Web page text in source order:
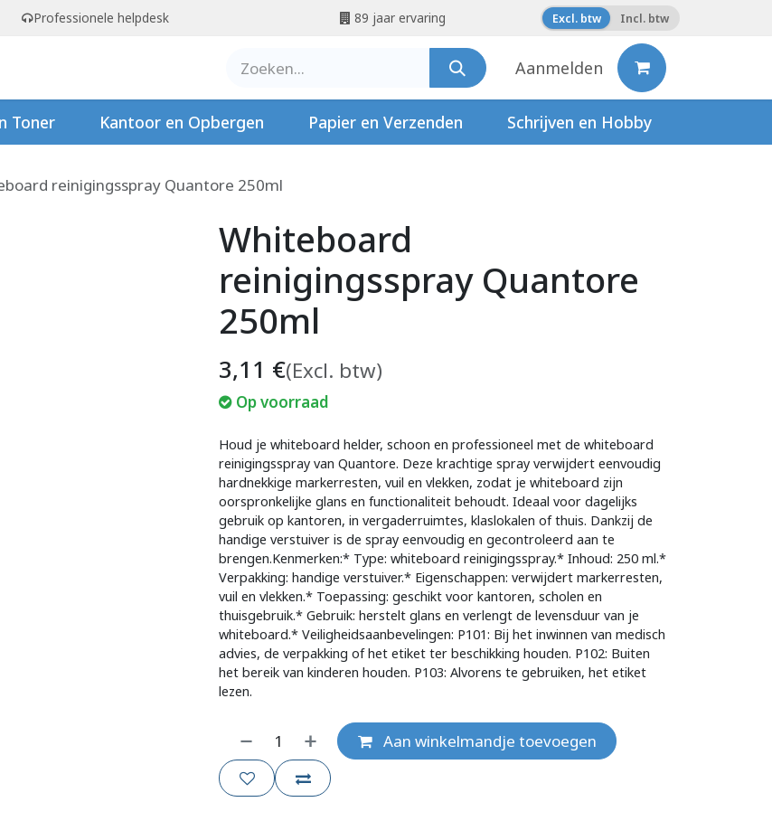
Professionele helpdesk 89 jaar ervaring Excl. btw Incl. btw
Aanmelden
Toner Kantoor en Opbergen Papier en Verzenden Schrijven en Hobby
reinigingsspray Quantore 250ml
Whiteboard
reinigingsspray Quantore
250ml
3,11 €(Excl. btw)
Op voorraad
Houd je whiteboard helder, schoon en professioneel met de whiteboard
reinigingsspray van Quantore. Deze krachtige spray verwijdert eenvoudig
hardnekkige markerresten, vuil en vlekken, zodat je whiteboard zijn
oorspronkelijke glans en functionaliteit behoudt. Ideaal voor dagelijks
gebruik op kantoren, in vergaderruimtes, klaslokalen of thuis. Dankzij de
handige verstuiver is de spray eenvoudig en gecontroleerd aan te
brengen.Kenmerken:* Type: whiteboard reinigingsspray.* Inhoud: 250 ml.*
Verpakking: handige verstuiver.* Eigenschappen: verwijdert markerresten,
vuil en vlekken.* Toepassing: geschikt voor kantoren, scholen en
thuisgebruik.* Gebruik: herstelt glans en verlengt de levensduur van je
whiteboard.* Veiligheidsaanbevelingen: P101: Bij het inwinnen van medisch
advies, de verpakking of het etiket ter beschikking houden. P102: Buiten
het bereik van kinderen houden. P103: Alvorens te gebruiken, het etiket
lezen.
Aan winkelmandje toevoegen